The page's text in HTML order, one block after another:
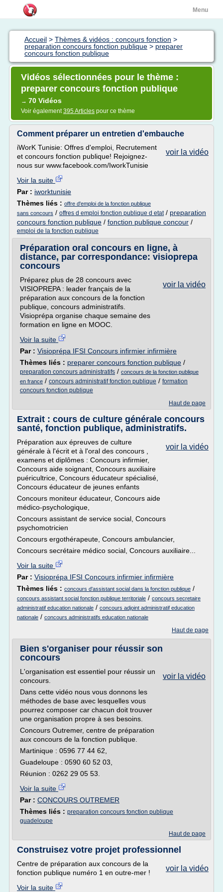
Menu
Accueil > Thèmes & vidéos : concours fonction >
preparation concours fonction publique > preparer
concours fonction publique
Vidéos sélectionnées pour le thème :
preparer concours fonction publique
→ 70 Vidéos
Voir également395 Articles pour ce thème
Comment préparer un entretien d'embauche
voir la vidéo
iWorK Tunisie: Offres d'emploi, Recrutement
et concours fonction publique! Rejoignez-
nous sur www.facebook.com/IworkTunisie
Voir la suite
Par : iworktunisie
Thèmes liés : offre d'emploi de la fonction publique
sans concours / offres d emploi fonction publique d etat/ preparation
concours fonction publique / fonction publique concour /
emploi de la fonction publique
Préparation oral concours en ligne, à
distance, par correspondance: visioprepa
concours
voir la vidéo
Préparez plus de 28 concours avec
VISIOPREPA : leader français de la
préparation aux concours de la fonction
publique, concours administratifs.
Visioprépa organise chaque semaine des
formation en ligne en MOOC.
Voir la suite
Par : Visioprépa IFSI Concours infirmier infirmière
Thèmes liés : preparer concours fonction publique /
preparation concours administratifs / concours de la fonction publique
en france / concours administratif fonction publique / formation
concours fonction publique
Haut de page
Extrait : cours de culture générale concours
santé, fonction publique, administratifs.
voir la vidéo
Préparation aux épreuves de culture
générale à l'écrit et à l'oral des concours ,
examens et diplômes : Concours infirmier,
Concours aide soignant, Concours auxiliaire
puéricultrice, Concours éducateur spécialisé,
Concours éducateur de jeunes enfants
Concours moniteur éducateur, Concours aide
médico-psychologique,
Concours assistant de service social, Concours
psychomotricien
Concours ergothérapeute, Concours ambulancier,
Concours secrétaire médico social, Concours auxiliaire...
Voir la suite
Par : Visioprépa IFSI Concours infirmier infirmière
Thèmes liés : concours d'assistant social dans la fonction publique /
concours assistant social fonction publique territoriale / concours secretaire
administratif education nationale / concours adjoint administratif education
nationale / concours administratifs education nationale
Haut de page
Bien s'organiser pour réussir son
concours
voir la vidéo
L'organisation est essentiel pour réussir un
concours.
Dans cette vidéo nous vous donnons les
méthodes de base avec lesquelles vous
pourrez composer car chacun doit trouver
une organisation propre à ses besoins.
Concours Outremer, centre de préparation
aux concours de la fonction publique.
Martinique : 0596 77 44 62,
Guadeloupe : 0590 60 52 03,
Réunion : 0262 29 05 53.
Voir la suite
Par : CONCOURS OUTREMER
Thèmes liés : preparation concours fonction publique
guadeloupe
Haut de page
Construisez votre projet professionnel
voir la vidéo
Centre de préparation aux concours de la
fonction publique numéro 1 en outre-mer !
Voir la suite